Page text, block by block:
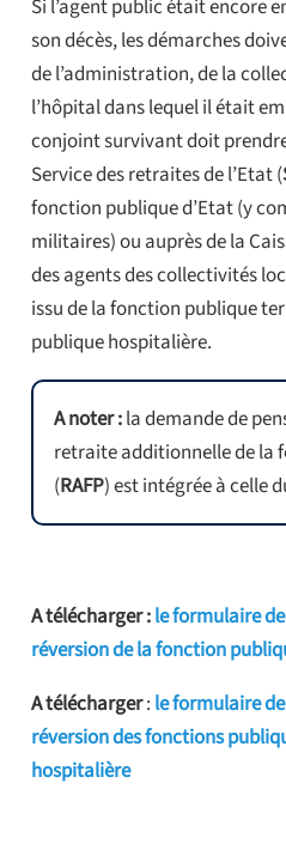
Si l’agent public était encore
son décès, les démarches
de l’administration, de la
l’hôpital dans lequel il était
conjoint survivant doit
Service des retraites de l’Etat (
fonction publique d’Etat (y
militaires) ou auprès de la
des agents des collectivités
issu de la fonction publique
publique hospitalière.
A noter :la demande de
retraite additionnelle de la
(RAFP) est intégrée à celle
A télécharger :le formulaire
réversion de la fonction
A télécharger: le formulaire
réversion des fonctions
hospitalière